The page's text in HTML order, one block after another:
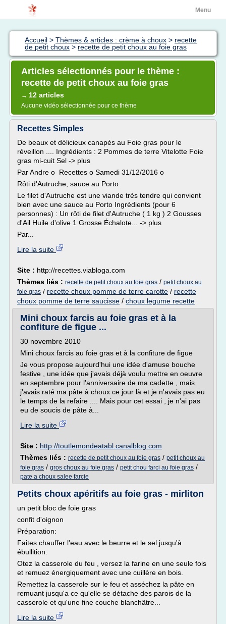
Menu
Accueil > Thèmes & articles : crème à choux > recette
de petit choux > recette de petit choux au foie gras
Articles sélectionnés pour le thème :
recette de petit choux au foie gras
→ 12 articles
Aucune vidéo sélectionnée pour ce thème
Recettes Simples
De beaux et délicieux canapés au Foie gras pour le
réveillon .... Ingrédients : 2 Pommes de terre Vitelotte Foie
gras mi-cuit Sel -> plus
Par Andre o Recettes o Samedi 31/12/2016 o
Rôti d'Autruche, sauce au Porto
Le filet d'Autruche est une viande très tendre qui convient
bien avec une sauce au Porto Ingrédients (pour 6
personnes) : Un rôti de filet d'Autruche ( 1 kg ) 2 Gousses
d'Ail Huile d'olive 1 Grosse Échalote... -> plus
Par...
Lire la suite
Site : http://recettes.viabloga.com
Thèmes liés : recette de petit choux au foie gras / petit choux au
foie gras / recette choux pomme de terre carotte / recette
choux pomme de terre saucisse / choux legume recette
Mini choux farcis au foie gras et à la
confiture de figue ...
30 novembre 2010
Mini choux farcis au foie gras et à la confiture de figue
Je vous propose aujourd'hui une idée d'amuse bouche
festive , une idée que j'avais déjà voulu mettre en oeuvre
en septembre pour l'anniversaire de ma cadette , mais
j'avais raté ma pâte à choux ce jour là et je n'avais pas eu
le temps de la refaire .... Mais pour cet essai , je n'ai pas
eu de soucis de pâte à...
Lire la suite
Site : http://toutlemondeatabl.canalblog.com
Thèmes liés : recette de petit choux au foie gras / petit choux au
foie gras / gros choux au foie gras / petit chou farci au foie gras /
pate a choux salee farcie
Petits choux apéritifs au foie gras - mirliton
un petit bloc de foie gras
confit d'oignon
Préparation:
Faites chauffer l'eau avec le beurre et le sel jusqu'à
ébullition.
Otez la casserole du feu , versez la farine en une seule fois
et remuez énergiquement avec une cuillère en bois.
Remettez la casserole sur le feu et asséchez la pâte en
remuant jusqu'a ce qu'elle se détache des parois de la
casserole et qu'une fine couche blanchâtre...
Lire la suite